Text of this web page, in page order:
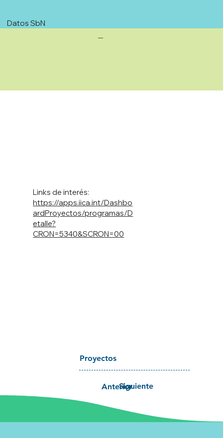
Datos SbN
—
Siguiente
Anterior
Proyectos
https://apps.iica.int/Dashbo
ardProyectos/programas/D
etalle?
CRON=5340&SCRON=00
Links de interés: